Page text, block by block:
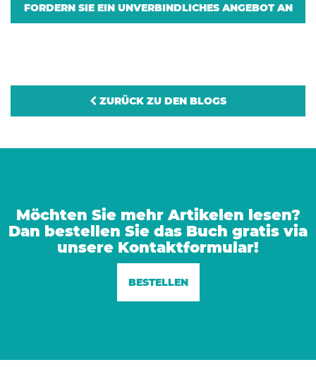
FORDERN SIE EIN UNVERBINDLICHES ANGEBOT AN
ZURÜCK ZU DEN BLOGS
Möchten Sie mehr Artikelen lesen?
Dan bestellen Sie das Buch gratis via
unsere Kontaktformular!
BESTELLEN